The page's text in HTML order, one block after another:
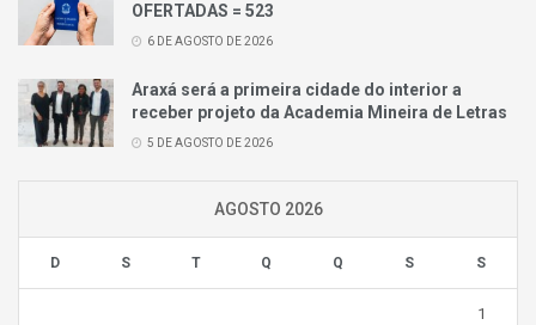
OFERTADAS = 523
6 DE AGOSTO DE 2026
Araxá será a primeira cidade do interior a
receber projeto da Academia Mineira de Letras
5 DE AGOSTO DE 2026
AGOSTO 2026
D S T Q Q S S
1